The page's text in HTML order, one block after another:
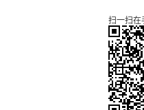
扫一扫在